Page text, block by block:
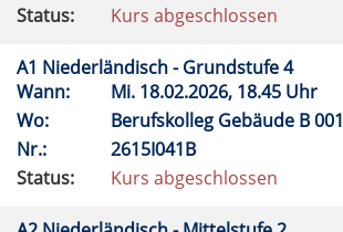
Status:
Kurs abgeschlossen
A1 Niederländisch - Grundstufe 4
Wann:
Mi. 18.02.2026, 18.45 Uhr
Wo:
Berufskolleg Gebäude B 001
Nr.:
2615I041B
Status:
Kurs abgeschlossen